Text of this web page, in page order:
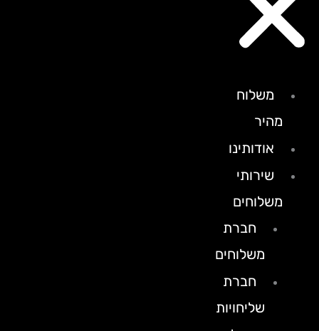
משלוח
מהיר
אודותינו
שירותי
משלוחים
חברת
משלוחים
חברת
שליחויות